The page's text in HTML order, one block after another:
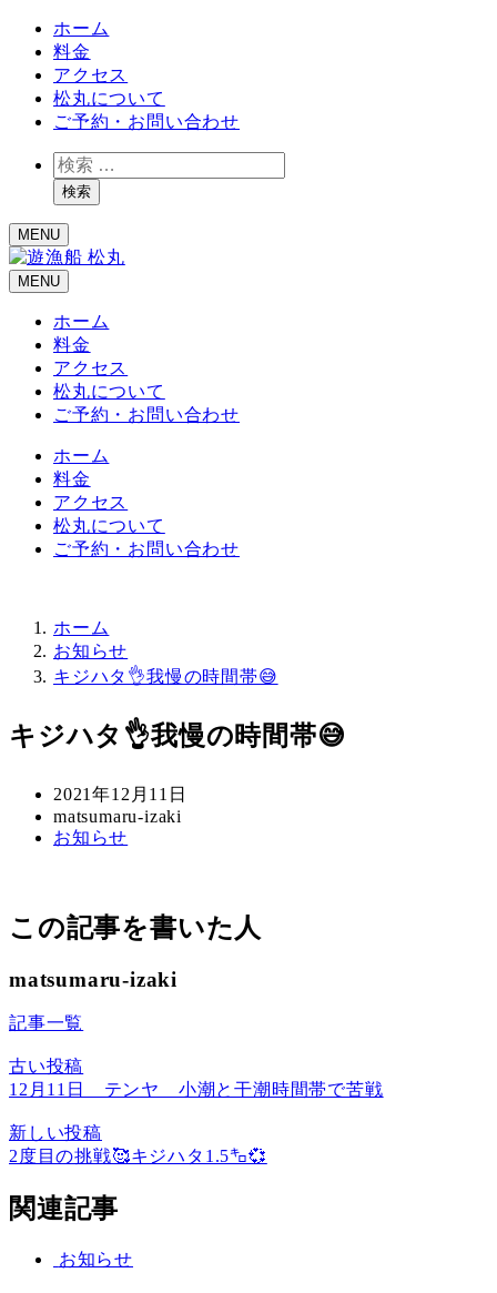
ホーム
料金
アクセス
松丸について
ご予約・お問い合わせ
検
索検索
MENU
MENU
ホーム
料金
アクセス
松丸について
ご予約・お問い合わせ
ホーム
料金
アクセス
松丸について
ご予約・お問い合わせ
ホーム
お知らせ
キジハタ👌我慢の時間帯😅
キジハタ👌我慢の時間帯😅
投
稿
日
2021年12月11日
著
者
matsumaru-izaki
カ
ー
お知らせ
この記事を書いた人
matsumaru-izaki
記事一覧
古い投稿
12月11日 テンヤ 小潮と干潮時間帯で苦戦
新しい投稿
2度目の挑戦🥰キジハタ1.5㌔💞
関連記事
お知らせ